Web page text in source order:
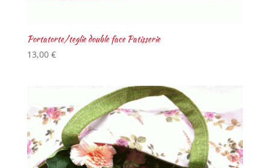
Portatorte/teglie double face Patisserie
13,00 €